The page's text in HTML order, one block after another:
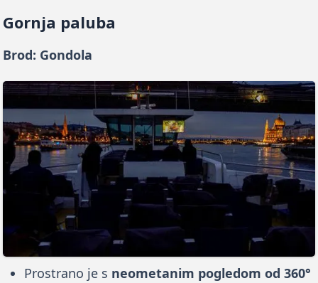
Gornja paluba
Brod: Gondola
Prostrano je s neometanim pogledom od 360°